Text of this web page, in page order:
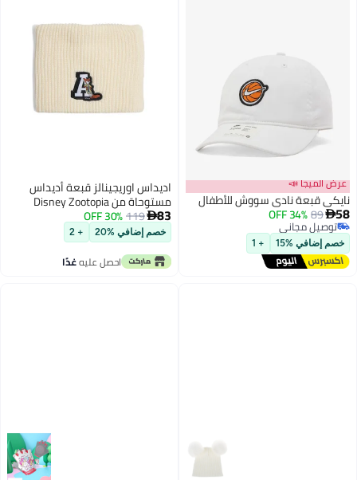
2
عرض الميجا 📣
نايكي قبعة نادي سووش للأطفال
58
89
34% OFF
توصيل مجاني
توصيل مجاني
خصم إضافي %15 + 1
اديداس اوريجينالز قبعة أديداس
مستوحاة من Disney Zootopia
للأطفال
83
119
30% OFF
خصم إضافي %20 + 2
احصل عليهغدًا